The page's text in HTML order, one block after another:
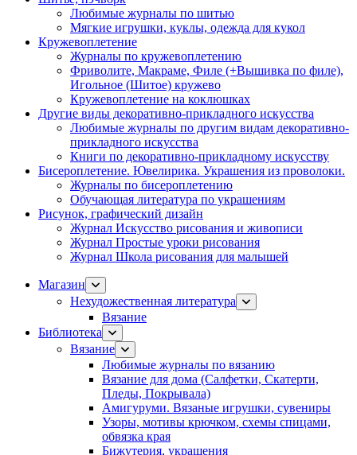
Любимые журналы по шитью
Мягкие игрушки, куклы, одежда для кукол
Кружевоплетение
Журналы по кружевоплетению
Фриволите, Макраме, Филе (+Вышивка по филе),
Игольное (Шитое) кружево
Кружевоплетение на коклюшках
Другие виды декоративно-прикладного искусства
Любимые журналы по другим видам декоративно-
прикладного искусства
Книги по декоративно-прикладному искусству
Бисероплетение. Ювелирика. Украшения из проволоки.
Журналы по бисероплетению
Обучающая литература по украшениям
Рисунок, графический дизайн
Журнал Искусство рисования и живописи
Журнал Простые уроки рисования
Журнал Школа рисования для малышей
Магазин
Нехудожественная литература
Вязание
Библиотека
Вязание
Любимые журналы по вязанию
Вязание для дома (Салфетки, Скатерти,
Пледы, Покрывала)
Амигуруми. Вязаные игрушки, сувениры
Узоры, мотивы крючком, схемы спицами,
обвязка края
Бижутерия, украшения